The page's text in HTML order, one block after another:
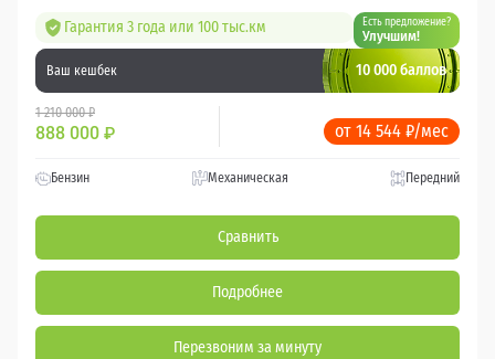
Гарантия 3 года или 100 тыс.км Есть предложение?
Улучшим!
Ваш кешбек 10 000 баллов
1 210 000 ₽
888 000 ₽ от 14 544 ₽/мес
Бензин Механическая Передний
Сравнить
Подробнее
Перезвоним за минуту